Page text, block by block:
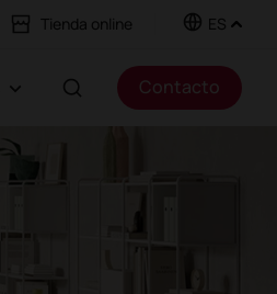
Tienda online ES
Contacto